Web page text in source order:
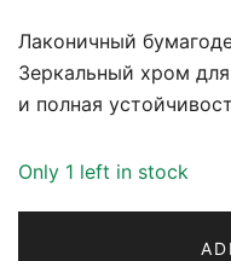
Лаконичный
Зеркальный хром
и полная
Only 1 left in stock